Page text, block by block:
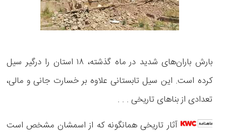
بارش باران‌های شدید در ماه گذشته، ۱۸ استان را درگیر سیل
کرده است. این سیل تابستانی علاوه‌ بر خسارت جانی و مالی،
تعدادی از بناهای تاریخی . . .
آثار تاریخی همانگونه که از اسمشان مشخص است